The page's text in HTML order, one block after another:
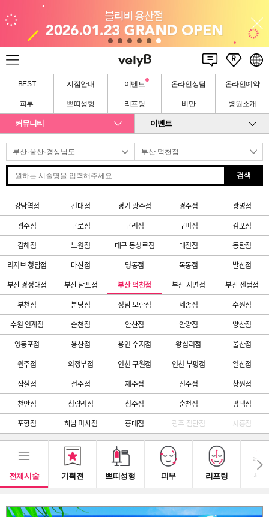
BEST 지점안내 이벤트 온라인상담 온라인예약
피부 쁘띠성형 리프팅 비만 병원소개
커뮤니티 이벤트
검색
강남역점 건대점 경기 광주점 경주점
광명점
광주점
구로점 구리점 구미점
김포점
김해점
노원점 대구 동성로점 대전점
동탄점
리저브 청담점
마산점 명동점 목동점
발산점
부산 경성대점
부산 남포점 부산 덕천점 부산 서면점
부산 센텀점
부천점
분당점 성남 모란점 세종점
수원점
수원 인계점
순천점 안산점 안양점
양산점
영등포점
용산점 용인 수지점 왕십리점
울산점
원주점
의정부점 인천 구월점 인천 부평점
일산점
잠실점
전주점 제주점 진주점
창원점
천안점
청량리점 청주점 춘천점
평택점
포항점
하남 미사점 홍대점 광주 첨단점 시흥점
전체시술 기획전 쁘띠성형 피부 리프팅 부